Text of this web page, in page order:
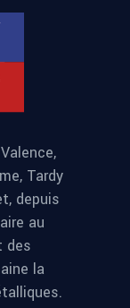
Tardy
depuis
au
des
la